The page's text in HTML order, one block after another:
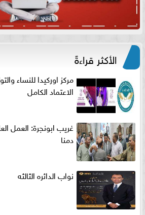
الأكثر قراءةً
مركز اوركيدا للنساء
الاعتماد الكامل
غريب ابونجرة: العمل
دمنا
نواب الدائره الثالثه